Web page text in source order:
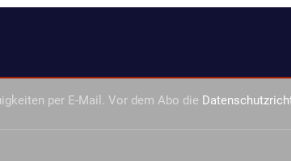
per E-Mail. Vor dem Abo die